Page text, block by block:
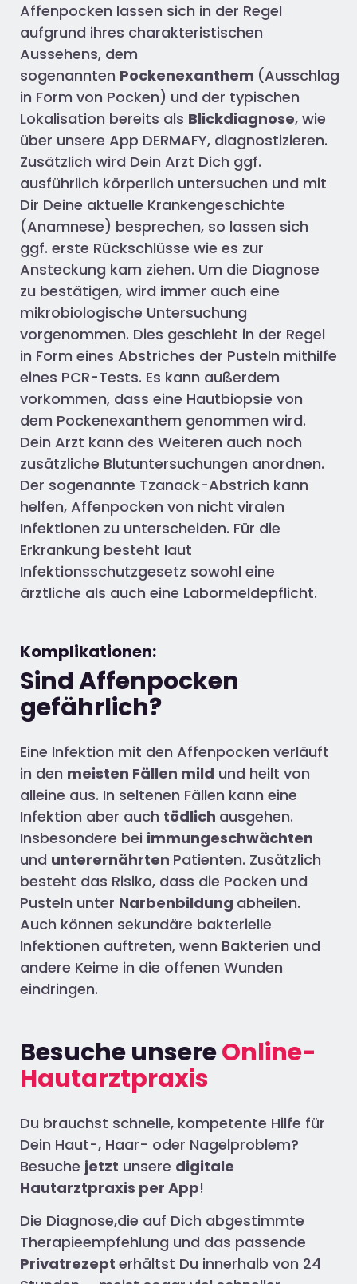
Affenpocken lassen sich in der Regel
aufgrund ihres charakteristischen
Aussehens, dem
sogenannten Pockenexanthem (Ausschlag
in Form von Pocken) und der typischen
Lokalisation bereits als Blickdiagnose, wie
über unsere App DERMAFY, diagnostizieren.
Zusätzlich wird Dein Arzt Dich ggf.
ausführlich körperlich untersuchen und mit
Dir Deine aktuelle Krankengeschichte
(Anamnese) besprechen, so lassen sich
ggf. erste Rückschlüsse wie es zur
Ansteckung kam ziehen. Um die Diagnose
zu bestätigen, wird immer auch eine
mikrobiologische Untersuchung
vorgenommen. Dies geschieht in der Regel
in Form eines Abstriches der Pusteln mithilfe
eines PCR-Tests. Es kann außerdem
vorkommen, dass eine Hautbiopsie von
dem Pockenexanthem genommen wird.
Dein Arzt kann des Weiteren auch noch
zusätzliche Blutuntersuchungen anordnen.
Der sogenannte Tzanack-Abstrich kann
helfen, Affenpocken von nicht viralen
Infektionen zu unterscheiden. Für die
Erkrankung besteht laut
Infektionsschutzgesetz sowohl eine
ärztliche als auch eine Labormeldepflicht.
Komplikationen:
Sind Affenpocken
gefährlich?
Eine Infektion mit den Affenpocken verläuft
in den meisten Fällen mild und heilt von
alleine aus. In seltenen Fällen kann eine
Infektion aber auch tödlich ausgehen.
Insbesondere bei immungeschwächten
und unterernährten Patienten. Zusätzlich
besteht das Risiko, dass die Pocken und
Pusteln unter Narbenbildung abheilen.
Auch können sekundäre bakterielle
Infektionen auftreten, wenn Bakterien und
andere Keime in die offenen Wunden
eindringen.
Besuche unsereOnline-
Hautarztpraxis
Du brauchst schnelle, kompetente Hilfe für
Dein Haut-, Haar- oder Nagelproblem?
Besuche jetzt unsere digitale
Hautarztpraxis per App!
Die Diagnose,die auf Dich abgestimmte
Therapieempfehlung und das passende
Privatrezept erhältst Du innerhalb von 24